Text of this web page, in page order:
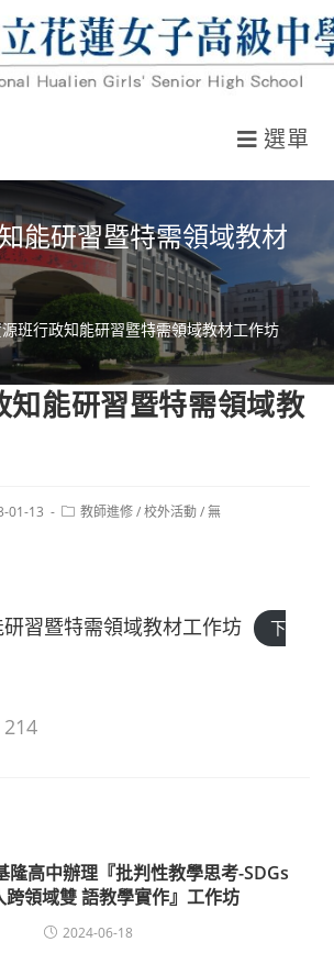
選單
能研習暨特需領域教材
班行政知能研習暨特需領域教材工作坊
知能研習暨特需領域教
01-13
Post教師進修 / 校外活動 / 無
習暨特需領域教材工作坊
下
214
隆高中辦理『批判性教學思考-SDGs
跨領域雙 語教學實作』工作坊
2024-06-18